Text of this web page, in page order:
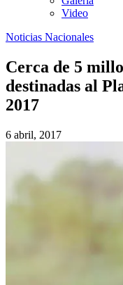
Video
Noticias Nacionales
Cerca de 5
destinadas al
2017
6 abril, 2017